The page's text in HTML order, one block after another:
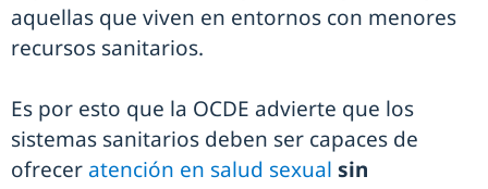
aquellas que viven en entornos con menores
recursos sanitarios.
Es por esto que la OCDE advierte que los
sistemas sanitarios deben ser capaces de
ofrecer atención en salud sexual sin